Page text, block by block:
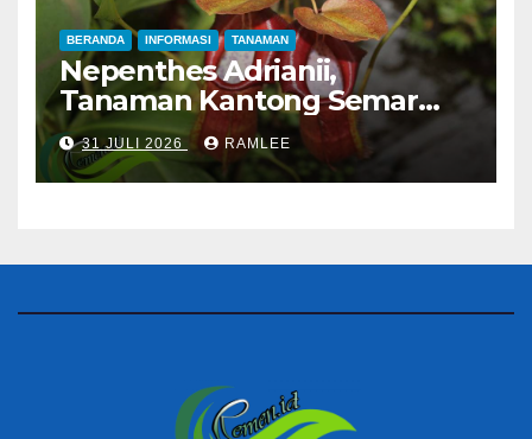
BERANDA INFORMASI TANAMAN
Nepenthes Adrianii,
Tanaman Kantong Semar
Endemik Gunung Slamet
yang Semakin Langka
31 JULI 2026 RAMLEE